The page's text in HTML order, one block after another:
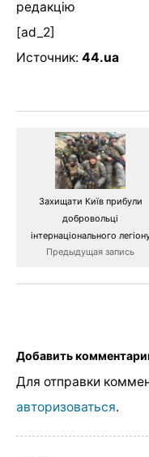
редакцію
[ad_2]
Источник: 44.ua
Захищати Київ прибули
добровольці
інтернаціонального
Предыдущая запись
Добавить
Для отправки
авторизоваться.